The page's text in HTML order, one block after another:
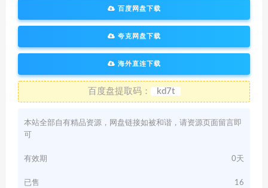
百度网盘下载
夸克网盘下载
海外直连下载
百度盘提取码： kd7t
本站全部自有精品资源，网盘链接如被和谐，请资源页面留言即
可
有效期 0天
已售 16